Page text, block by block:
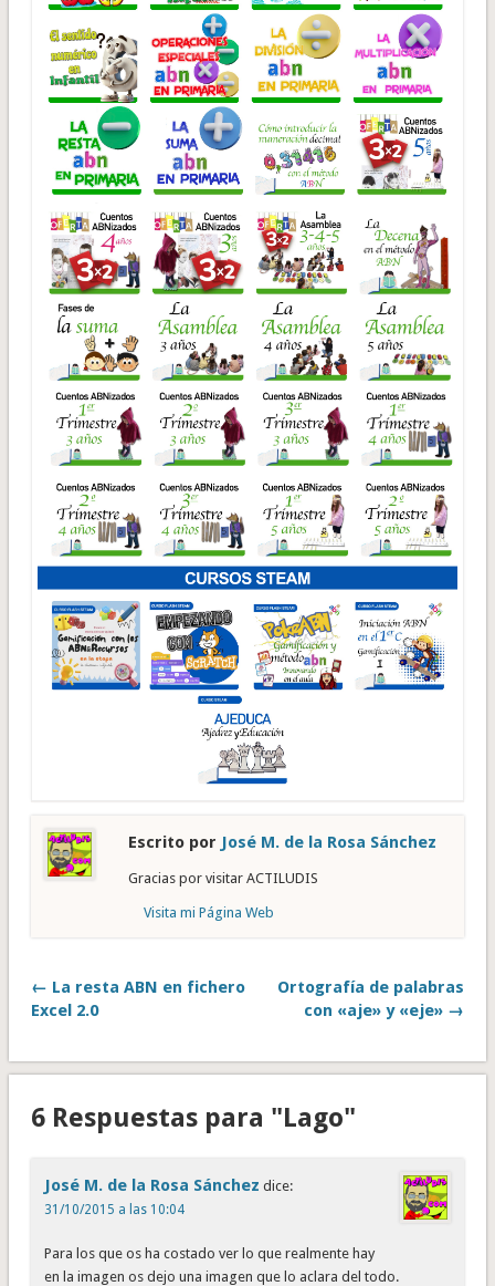
Escrito por José M. de la Rosa Sánchez
Gracias por visitar ACTILUDIS
Visita mi Página Web
← La resta ABN en fichero
Excel 2.0
Ortografía de palabras
con «aje» y «eje» →
6 Respuestas para "Lago"
José M. de la Rosa Sánchez dice:
31/10/2015 a las 10:04
Para los que os ha costado ver lo que realmente hay
en la imagen os dejo una imagen que lo aclara del todo.